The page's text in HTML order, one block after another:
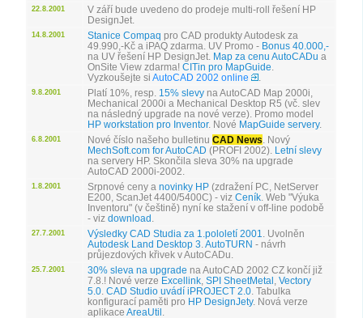
22.8.2001
V září bude uvedeno do prodeje multi-roll řešení HP
DesignJet.
14.8.2001 Stanice Compaq pro CAD produkty Autodesk za
49.990,-Kč a iPAQ zdarma. UV Promo - Bonus 40.000,-
na UV řešení HP DesignJet. Map za cenu AutoCADu a
OnSite View zdarma! CITin pro MapGuide
Vyzkoušejte si AutoCAD 2002 online
9.8.2001 Platí 10%, resp. 15% slevy na AutoCAD Map 2000i,
Mechanical 2000i a Mechanical Desktop R5 (vč. slev
na následný upgrade na nové verze). Promo model
HP workstation pro Inventor. Nové MapGuide servery.
6.8.2001 Nové číslo našeho bulletinu CAD News . Nový
MechSoft.com for AutoCAD (PROFI 2002). Letní slevy
na servery HP. Skončila sleva 30% na upgrade
AutoCAD 2000i-2002.
1.8.2001 Srpnové ceny a novinky HP (zdražení PC, NetServer
E200, ScanJet 4400/5400C) - viz Ceník . Web "Výuka
Inventoru" (v češtině) nyní ke stažení v off-line podobě
- viz download
27.7.2001 Výsledky CAD Studia za 1.pololetí 2001
. Uvolněn
Autodesk Land Desktop 3 AutoTURN - návrh
průjezdových křivek v AutoCADu.
25.7.2001 30% sleva na upgrade na AutoCAD 2002 CZ končí již
7.8.! Nové verze Excellink SPI SheetMetal Vectory
5.0 CAD Studio uvádí iPROJECT 2.0 . Tabulka
konfigurací paměti pro HP DesignJety. Nová verze
aplikace AreaUtil